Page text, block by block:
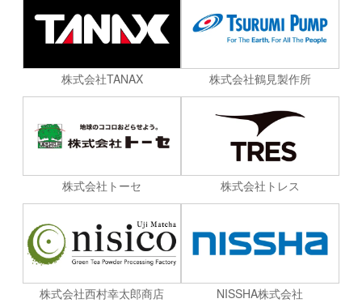
株式会社TANAX 株式会社鶴見製作所
株式会社トーセ 株式会社トレス
株式会社西村幸太郎商店 NISSHA株式会社